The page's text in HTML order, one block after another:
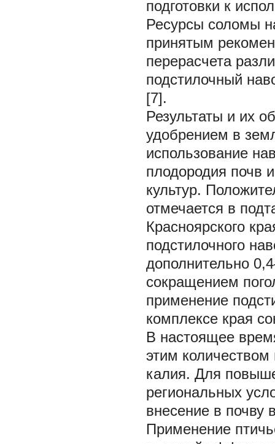
подготовки к
Ресурсы соломы
принятым
перерасчета
подстилочный
[7].
Результаты и их
удобрением в
использование
плодородия почв
культур.
отмечается в
Красноярского
подстилочного
дополнительно
сокращением
применение
комплексе края
В настоящее
этим
калия. Для
региональных
внесение в почву
Применение